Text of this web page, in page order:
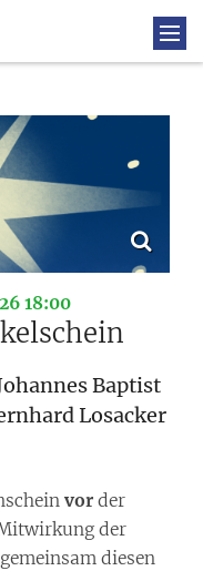
18:00:
Baptist
Losacker
vor der
der
diesen